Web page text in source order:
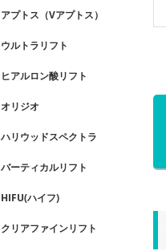
アプトス（Vアプトス）
ウルトラリフト
ヒアルロン酸リフト
オリジオ
ハリウッドスペクトラ
バーティカルリフト
HIFU(ハイフ)
クリアファインリフト